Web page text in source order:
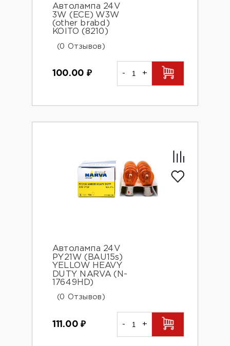
Автолампа 24V
3W (ECE) W3W
(other brabd)
KOITO (8210)
(0 Отзывов)
100.00 ₽ - +
Автолампа 24V
PY21W (BAU15s)
YELLOW HEAVY
DUTY NARVA (N-
17649HD)
(0 Отзывов)
111.00₽ - +